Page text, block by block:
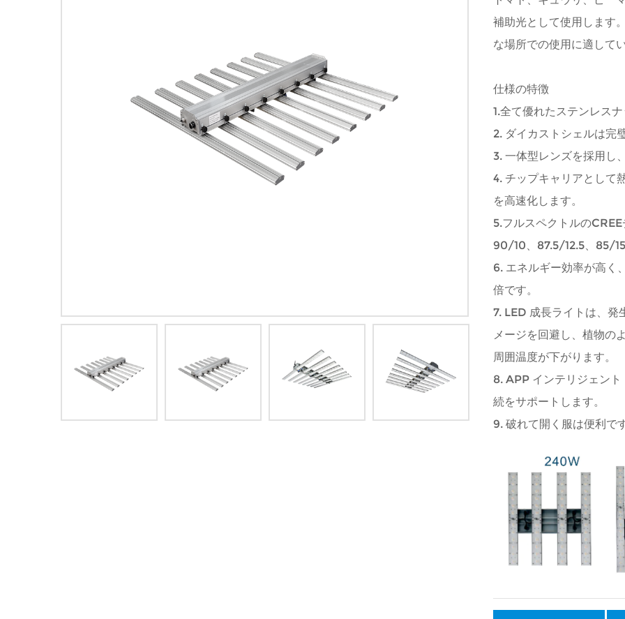
補助光として使用します
な場所での使用に適してい
仕様の特徴
1.全て優れたステンレスナ
2. ダイカストシェルは完
3. 一体型レンズを採用し
4. チップキャリアとして
を高速化します。
5.フルスペクトルの
90/10、87.5/12.5、85/
6. エネルギー効率が高く
倍です。
7. LED 成長ライトは、発
メージを回避し、植物の
周囲温度が下がります。
8. APP インテリジェン
続をサポートします。
9. 破れて開く服は便利です